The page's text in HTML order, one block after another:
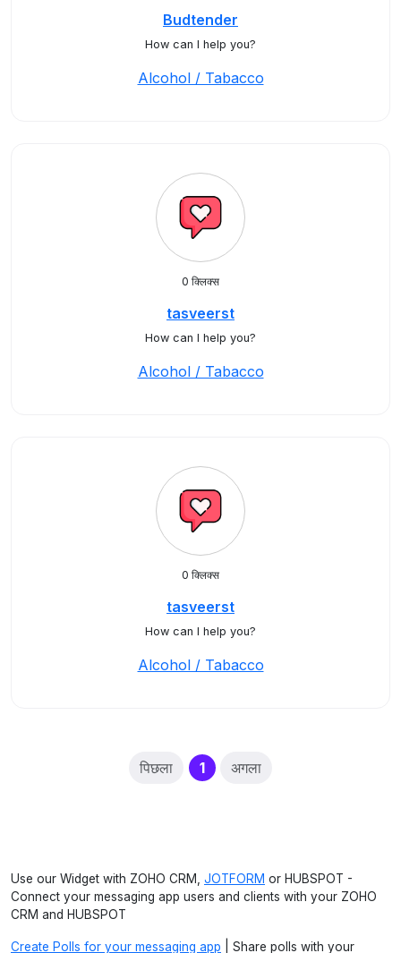
Budtender
How can I help you?
Alcohol / Tabacco
0 क्लिक्स
tasveerst
How can I help you?
Alcohol / Tabacco
0 क्लिक्स
tasveerst
How can I help you?
Alcohol / Tabacco
पिछला 1(current)
अगला
Use our Widget with ZOHO CRM, JOTFORM or HUBSPOT -
Connect your messaging app users and clients with your ZOHO
CRM and HUBSPOT
Create Polls for your messaging app | Share polls with your